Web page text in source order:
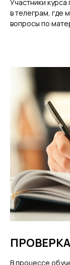
Участники курса
в телеграм, где
вопросы по
В процессе